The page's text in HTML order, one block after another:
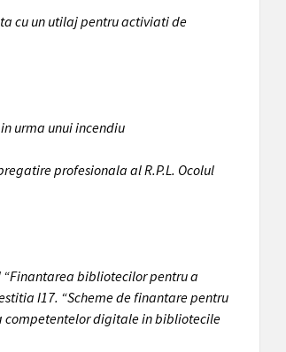
cu un utilaj pentru activiati de
urma unui incendiu
profesionala al R.P.L. Ocolul
bibliotecilor pentru a
I17. “Scheme de finantare pentru
competentelor digitale in bibliotecile